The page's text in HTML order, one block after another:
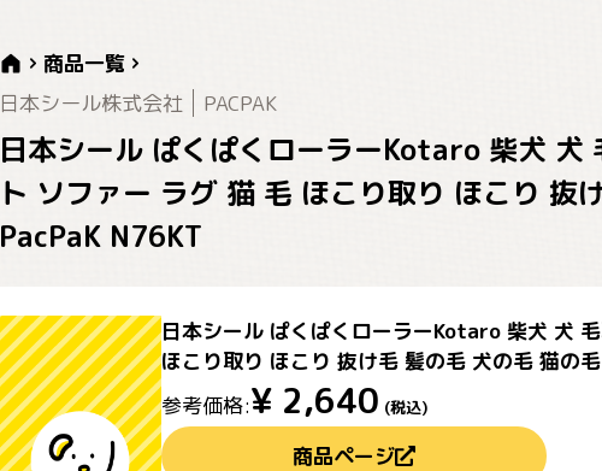
商品一覧
日本シール株式会社
PACPAK
日本シール ぱくぱくローラーKotaro 柴犬 犬
ト ソファー ラグ 猫 毛 ほこり取り ほこり 抜
PacPaK N76KT
日本シール ぱくぱくローラーKotaro 柴犬 犬
ほこり取り ほこり 抜け毛 髪の毛 犬の毛 猫の
参考価格:¥ 2,640 (税込)
商品ページ